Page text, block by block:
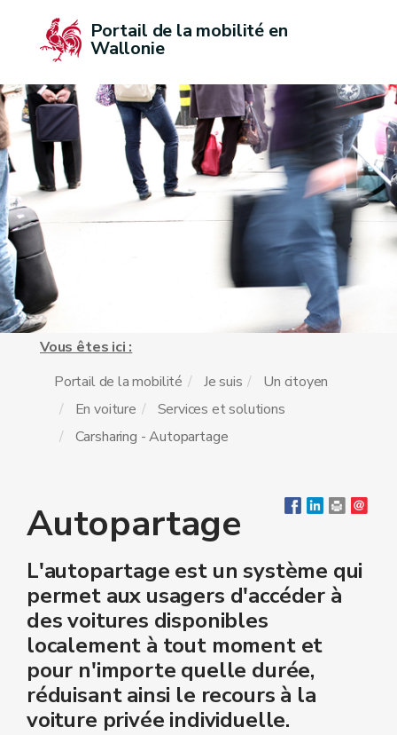
Portail de la mobilité en
Wallonie
Vous êtes ici :
Portail de la mobilité
Je suis
Un citoyen
En voiture
Services et solutions
Carsharing - Autopartage
Autopartage
L'autopartage est un système qui
permet aux usagers d'accéder à
des voitures disponibles
localement à tout moment et
pour n'importe quelle durée,
réduisant ainsi le recours à la
voiture privée individuelle.